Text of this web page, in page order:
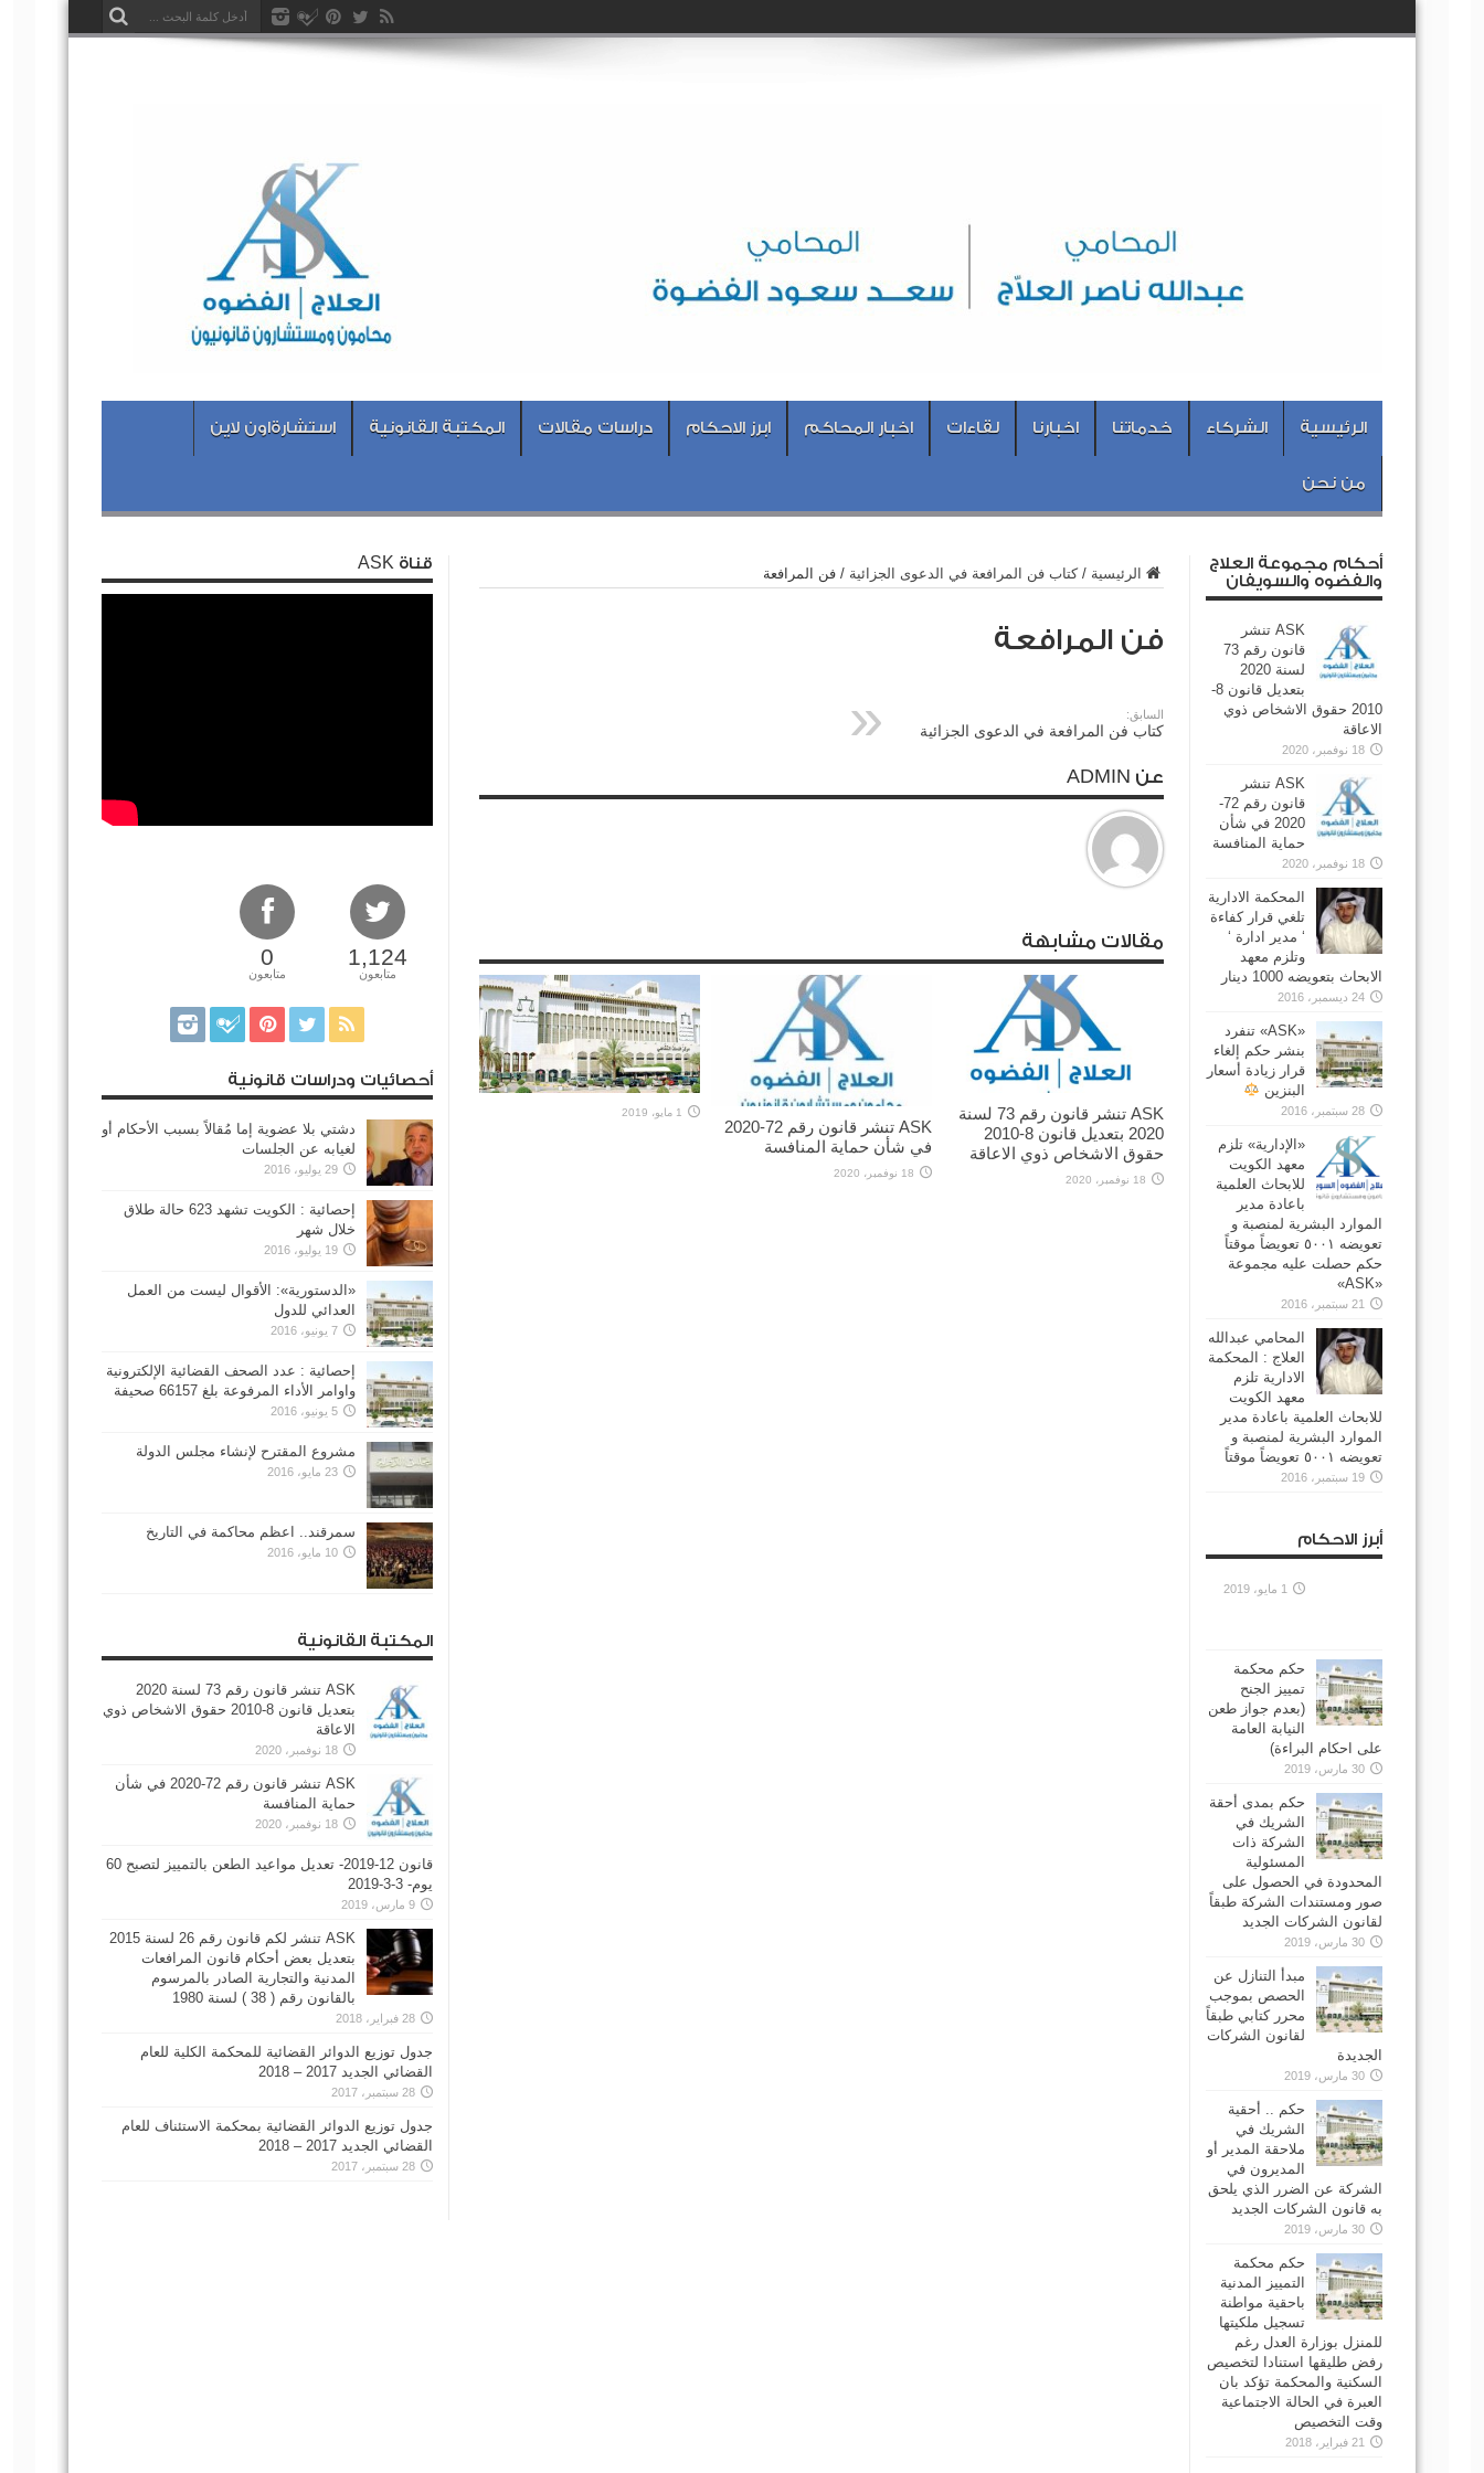
الرئيسية الشركاء خدماتنا اخبارنا لقاءات اخبار المحاكم ابرز الاحكام دراسات مقالات المكتبة القانونية استشارةاون لاين
من نحن
الرئيسية /كتاب فن المرافعة في الدعوى الجزائية / فن المرافعة
فن المرافعة
السابق:
كتاب فن المرافعة في الدعوى الجزائية
عن ADMIN
مقالات مشابهة
ASK تنشر قانون رقم 73 لسنة
2020 بتعديل قانون 8-2010
حقوق الاشخاص ذوي الاعاقة
18 نوفمبر، 2020
ASK تنشر قانون رقم 72-2020
في شأن حماية المنافسة
18 نوفمبر، 2020
1 مايو، 2019
أحكام مجموعة العلاج
والفضوه والسويفان
ASK تنشر
قانون رقم 73
لسنة 2020
بتعديل قانون 8-
2010 حقوق الاشخاص ذوي
الاعاقة
18 نوفمبر، 2020
ASK تنشر
قانون رقم 72-
2020 في شأن
حماية المنافسة
18 نوفمبر، 2020
المحكمة الادارية
تلغي قرار كفاءة
‘ مدير ادارة ‘
وتلزم معهد
الابحاث بتعويضه 1000 دينار
24 ديسمبر، 2016
‏«ASK» تنفرد
بنشر حكم إلغاء
قرار زيادة أسعار
البنزين
28 سبتمبر، 2016
«الإدارية» تلزم
معهد الكويت
للابحاث العلمية
باعادة مدير
الموارد البشرية لمنصبة و
تعويضه ٥٠٠١ تعويضاً موقتاً
حكم حصلت عليه مجموعة
«ASK»
21 سبتمبر، 2016
المحامي عبدالله
العلاج : المحكمة
الادارية تلزم
معهد الكويت
للابحاث العلمية باعادة مدير
الموارد البشرية لمنصبة و
تعويضه ٥٠٠١ تعويضاً موقتاً
19 سبتمبر، 2016
أبرز الاحكام
1 مايو، 2019
حكم محكمة
تمييز الجنح
(بعدم جواز طعن
النيابة العامة
على احكام البراءة)
30 مارس، 2019
حكم بمدى أحقة
الشريك في
الشركة ذات
المسئولية
المحدودة في الحصول على
صور ومستندات الشركة طبقاً
لقانون الشركات الجديد
30 مارس، 2019
مبدأ التنازل عن
الحصص بموجب
محرر كتابي طبقاً
لقانون الشركات
الجديدة
30 مارس، 2019
حكم .. أحقية
الشريك في
ملاحقة المدير أو
المديرون في
الشركة عن الضرر الذي يلحق
به قانون الشركات الجديد
30 مارس، 2019
حكم محكمة
التمييز المدنية
باحقية مواطنة
تسجيل ملكيتها
للمنزل بوزارة العدل رغم
رفض طليقها استنادا لتخصيص
السكنية والمحكمة تؤكد بان
العبرة في الحالة الاجتماعية
وقت التخصيص
21 فبراير، 2018
قناة ASK
1,124
متابعون
0
متابعون
أحصائيات ودراسات قانونية
دشتي بلا عضوية إما مُقالاً بسبب الأحكام أو
لغيابه عن الجلسات
29 يوليو، 2016
إحصائية : الكويت تشهد 623 حالة طلاق
خلال شهر
19 يوليو، 2016
«الدستورية»: الأقوال ليست من العمل
العدائي للدول
7 يونيو، 2016
إحصائية : عدد الصحف القضائية الإلكترونية
واوامر الأداء المرفوعة بلغ 66157 صحيفة
5 يونيو، 2016
مشروع المقترح لإنشاء مجلس الدولة
23 مايو، 2016
سمرقند.. اعظم محاكمة في التاريخ
10 مايو، 2016
المكتبة القانونية
ASK تنشر قانون رقم 73 لسنة 2020
بتعديل قانون 8-2010 حقوق الاشخاص ذوي
الاعاقة
18 نوفمبر، 2020
ASK تنشر قانون رقم 72-2020 في شأن
حماية المنافسة
18 نوفمبر، 2020
قانون 12-2019- تعديل مواعيد الطعن بالتمييز لتصبح 60
يوم- 3-3-2019
9 مارس، 2019
ASK تنشر لكم قانون رقم 26 لسنة 2015
بتعديل بعض أحكام قانون المرافعات
المدنية والتجارية الصادر بالمرسوم
بالقانون رقم ( 38 ) لسنة 1980
28 فبراير، 2018
جدول توزيع الدوائر القضائية للمحكمة الكلية للعام
القضائي الجديد 2017 – 2018
28 سبتمبر، 2017
جدول توزيع الدوائر القضائية بمحكمة الاستئناف للعام
القضائي الجديد 2017 – 2018
28 سبتمبر، 2017